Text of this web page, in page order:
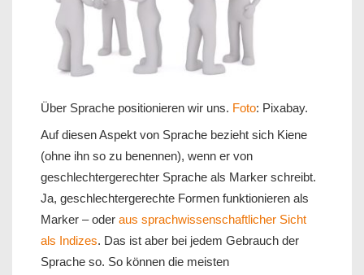
Über Sprache positionieren wir uns. Foto: Pixabay.
Auf diesen Aspekt von Sprache bezieht sich Kiene
(ohne ihn so zu benennen), wenn er von
geschlechtergerechter Sprache als Marker schreibt.
Ja, geschlechtergerechte Formen funktionieren als
Marker – oder aus sprachwissenschaftlicher Sicht
als Indizes. Das ist aber bei jedem Gebrauch der
Sprache so. So können die meisten